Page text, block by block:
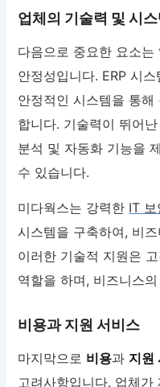
업체의 기술력 및 시
다음으로 중요한 요소는
안정성입니다. ERP 시
안정적인 시스템을 통
합니다. 기술력이 뛰어
분석 및 자동화 기능을
수 있습니다.
미다웍스는 강력한 IT 보
시스템을 구축하여, 비
이러한 기술적 지원은
역할을 하며, 비즈니스
비용과 지원 서비스
마지막으로 비용과 지원
고려사항입니다. 업체가